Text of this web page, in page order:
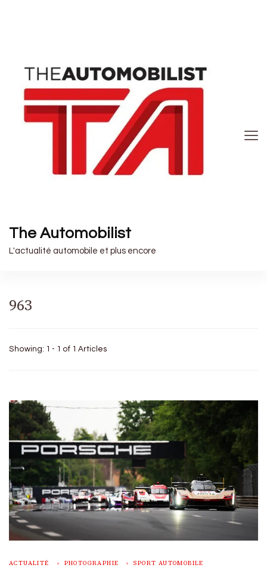
The Automobilist
L'actualité automobile et plus encore
963
Showing: 1 - 1 of 1 Articles
ACTUALITÉ PHOTOGRAPHIE SPORT AUTOMOBILE